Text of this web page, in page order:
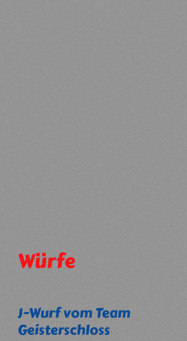
Würfe
J-Wurf vom Team
Geisterschloss